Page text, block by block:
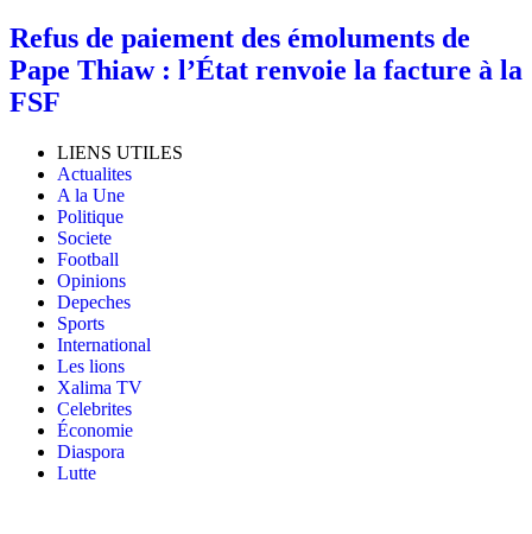
Refus de paiement des émoluments de
Pape Thiaw : l’État renvoie la facture à la
FSF
LIENS UTILES
Actualites
A la Une
Politique
Societe
Football
Opinions
Depeches
Sports
International
Les lions
Xalima TV
Celebrites
Économie
Diaspora
Lutte